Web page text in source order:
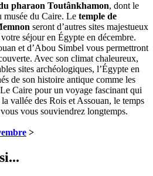
pharaon Toutânkhamon, dont le
musée du Caire. Le temple de
seront d’autres sites majestueux
séjour en Égypte en décembre.
et d’Abou Simbel vous permettront
Avec son climat chaleureux,
sites archéologiques, l’Égypte en
de son histoire antique comme les
Caire pour un voyage fascinant qui
vallée des Rois et Assouan, le temps
vous souviendrez longtemps.
>